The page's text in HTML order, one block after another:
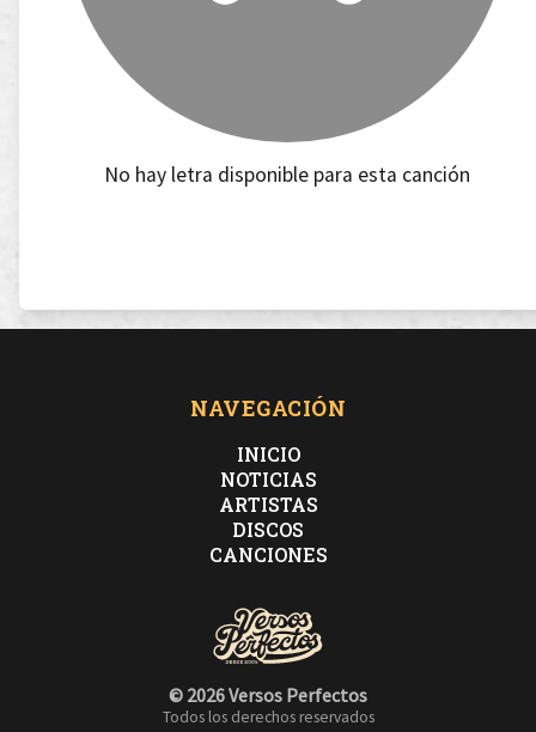
No hay letra disponible para esta canción
NAVEGACIÓN
INICIO
NOTICIAS
ARTISTAS
DISCOS
CANCIONES
© 2026 Versos Perfectos
Todos los derechos reservados